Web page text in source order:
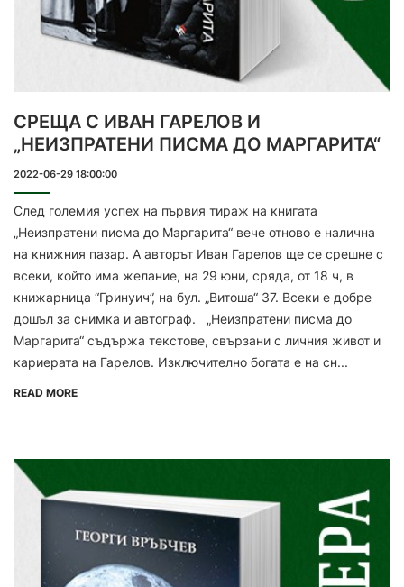
СРЕЩА С ИВАН ГАРЕЛОВ И
„НЕИЗПРАТЕНИ ПИСМА ДО МАРГАРИТА“
2022-06-29 18:00:00
След големия успех на първия тираж на книгата
„Неизпратени писма до Маргарита“ вече отново е налична
на книжния пазар. А авторът Иван Гарелов ще се срешне с
всеки, който има желание, на 29 юни, сряда, от 18 ч, в
книжарница “Гринуич”, на бул. „Витоша“ 37. Всеки е добре
дошъл за снимка и автограф. „Неизпратени писма до
Маргарита“ съдържа текстове, свързани с личния живот и
кариерата на Гарелов. Изключително богата е на сн...
READ MORE